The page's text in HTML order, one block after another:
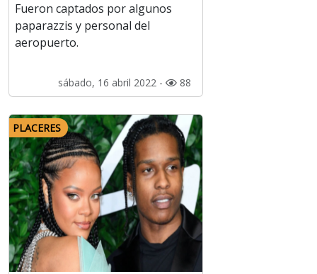
Fueron captados por algunos
paparazzis y personal del
aeropuerto.
sábado, 16 abril 2022 - 88
PLACERES